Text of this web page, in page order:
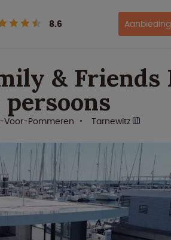
8.6
& Friends
Voor-Pommeren Tarnewitz